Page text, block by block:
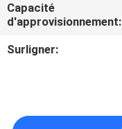
BLOGS
CITATION
Capacité
d'approvisionnement:
Surligner: